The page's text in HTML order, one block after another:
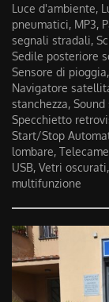
Luce d'ambiente,
pneumatici, MP3,
segnali stradali,
Sedile posteriore
Sensore di
Navigatore
stanchezza,
Specchietto
Start/Stop
lombare,
USB, Vetri
multifunzione